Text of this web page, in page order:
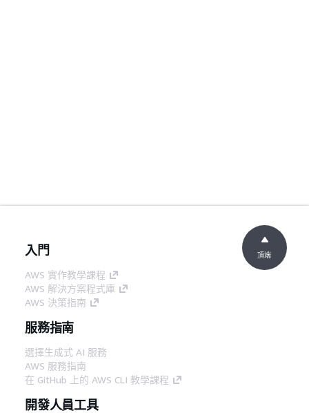
入門
AWS 實作教學課程
AWS 解決方案程式庫
AWS 決策指南
服務指南
選擇生成式 AI 服務
AWS 服務指南
在 GitHub 上的 AWS CLI 教學課程
開發人員工具
頂端